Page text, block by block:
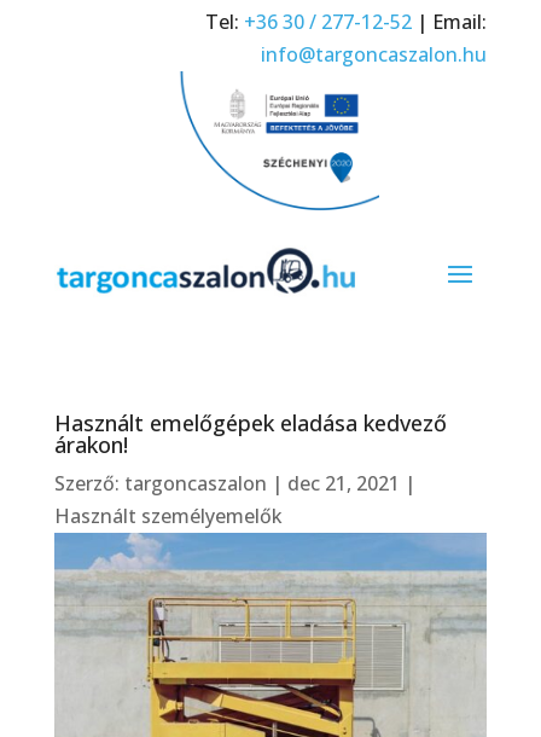
Tel: +36 30 / 277-12-52 | Email:
info@targoncaszalon.hu
Használt emelőgépek eladása kedvező
árakon!
Szerző: targoncaszalon | dec 21, 2021 |
Használt személyemelők